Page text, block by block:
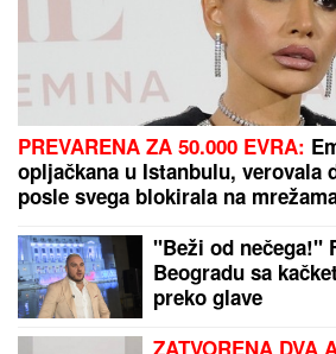
"ASMIN ŠALJE LJUDE, STANIJA
VIZU" Uroš Stanić o ulasku u
tužbama: "Zaradiću 200.000 evra,
ambasadu"